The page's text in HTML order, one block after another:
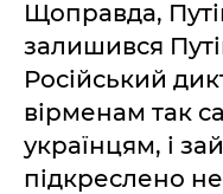
Щоправда,
залишився
Російський
вірменам так
українцям, і
підкреслено